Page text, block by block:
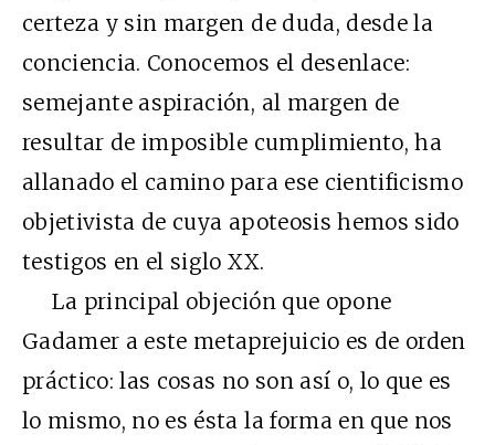
certeza y sin margen de duda, desde la
conciencia. Conocemos el desenlace:
semejante aspiración, al margen de
resultar de imposible cumplimiento, ha
allanado el camino para ese cientificismo
objetivista de cuya apoteosis hemos sido
testigos en el siglo XX.
La principal objeción que opone
Gadamer a este metaprejuicio es de orden
práctico: las cosas no son así o, lo que es
lo mismo, no es ésta la forma en que nos